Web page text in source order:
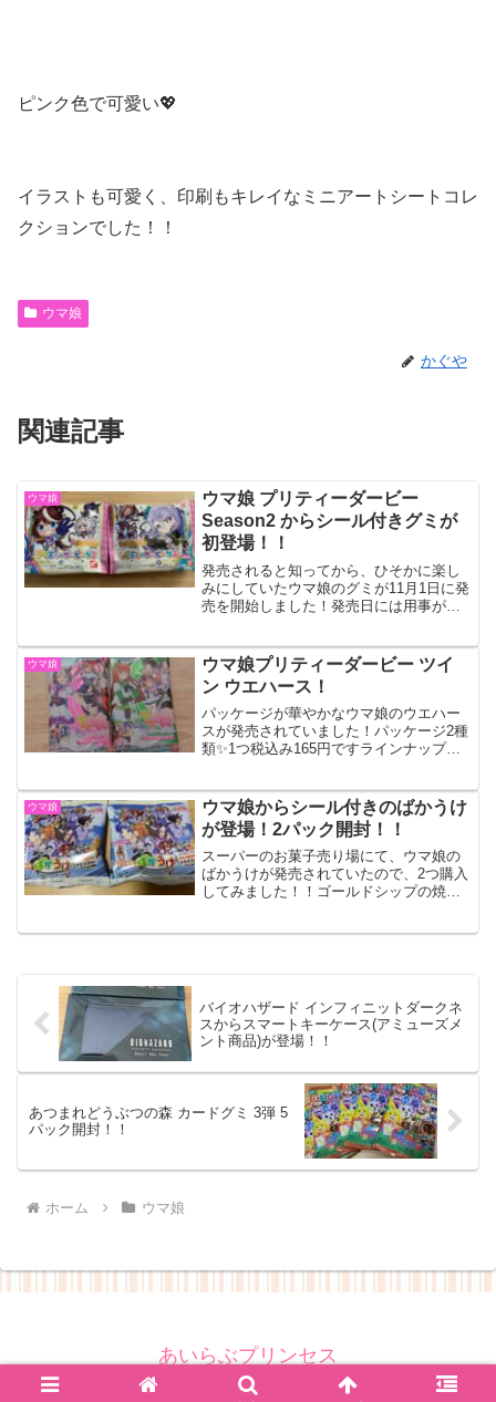
ピンク色で可愛い💖
イラストも可愛く、印刷もキレイなミニアートシートコレ
クションでした！！
ウマ娘
かぐや
関連記事
ウマ娘
ウマ娘 プリティーダービー
Season2 からシール付きグミが
初登場！！
発売されると知ってから、ひそかに楽し
みにしていたウマ娘のグミが11月1日に発
売を開始しました！発売日には用事があ
にスーパーに沢山売っていたので、5パッ
ク購入してきました...
ウマ娘
ウマ娘プリティーダービー ツイ
ン ウエハース！
パッケージが華やかなウマ娘のウエハー
スが発売されていました！パッケージ2種
類✨1つ税込み165円ですラインナップは
そうです今回はこのカードが一番のレア
扱いのようです...
ウマ娘
ウマ娘からシール付きのばかうけ
が登場！2パック開封！！
スーパーのお菓子売り場にて、ウマ娘の
ばかうけが発売されていたので、2つ購入
してみました！！ゴールドシップの焼き
バイオハザード インフィニットダークネ
スからスマートキーケース(アミューズメ
ント商品)が登場！！
あつまれどうぶつの森 カードグミ 3弾 5
パック開封！！
ホーム ウマ娘
あいらぶプリンセス
© 2019 あいらぶプリンセス.